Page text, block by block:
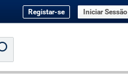
Registar-se Iniciar Sessão